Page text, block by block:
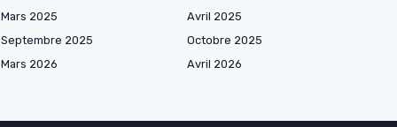
Mars 2025
Avril 2025
Septembre 2025
Octobre 2025
Mars 2026
Avril 2026